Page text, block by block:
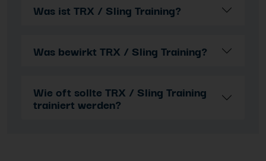
Was ist TRX / Sling Training?
Was bewirkt TRX / Sling Training?
Wie oft sollte TRX / Sling Training
trainiert werden?